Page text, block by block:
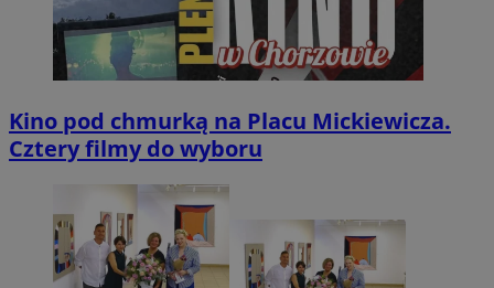
Kino pod chmurką na Placu Mickiewicza.
Cztery filmy do wyboru